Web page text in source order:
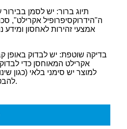
תיוג ברור: יש לסמן
ה"הידרוקסיפרופיל אקרילט",
אמצעי זהירות לאחסון ומידע
בדיקה שוטפת: יש לבדוק באופן
אקרילט המאוחסן כדי
למוצר יש סימני בלאי (כגון
להבטיח את בטיחות האחסון.